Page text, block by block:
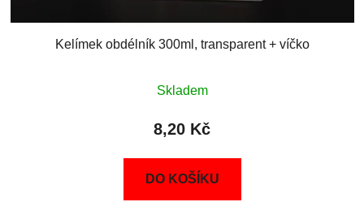
Kelímek obdélník 300ml, transparent + víčko
Skladem
8,20 Kč
DO KOŠÍKU